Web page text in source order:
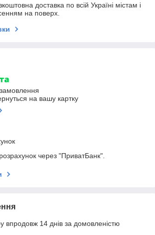
доставка по всій Україні містам і
на поверх.
на вашу картку
розрахунок через "ПриватБанк".
впродовж 14 днів за домовленістю